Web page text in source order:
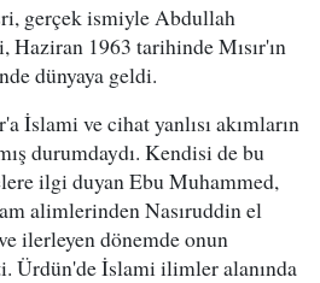
gerçek ismiyle Abdullah
1963 tarihinde Mısır'ın
dünyaya geldi.
İslami ve cihat yanlısı akımların
durumdaydı. Kendisi de bu
ilgi duyan Ebu Muhammed,
alimlerinden Nasıruddin el
ilerleyen dönemde onun
Ürdün'de İslami ilimler alanında